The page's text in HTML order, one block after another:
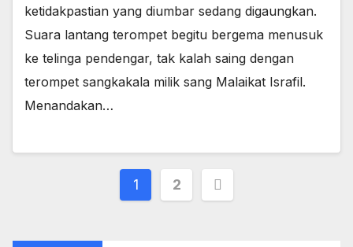
ketidakpastian yang diumbar sedang digaungkan.
Suara lantang terompet begitu bergema menusuk
ke telinga pendengar, tak kalah saing dengan
terompet sangkakala milik sang Malaikat Israfil.
Menandakan…
Paginasi
1 2